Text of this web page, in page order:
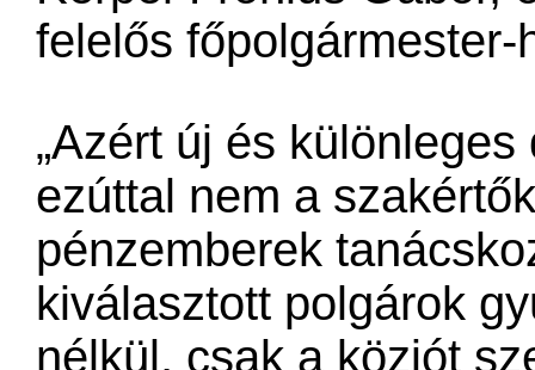
felelős főpolgármester-
„Azért új és
ezúttal nem a
pénzemberek
kiválasztott polgárok
nélkül, csak a közjót